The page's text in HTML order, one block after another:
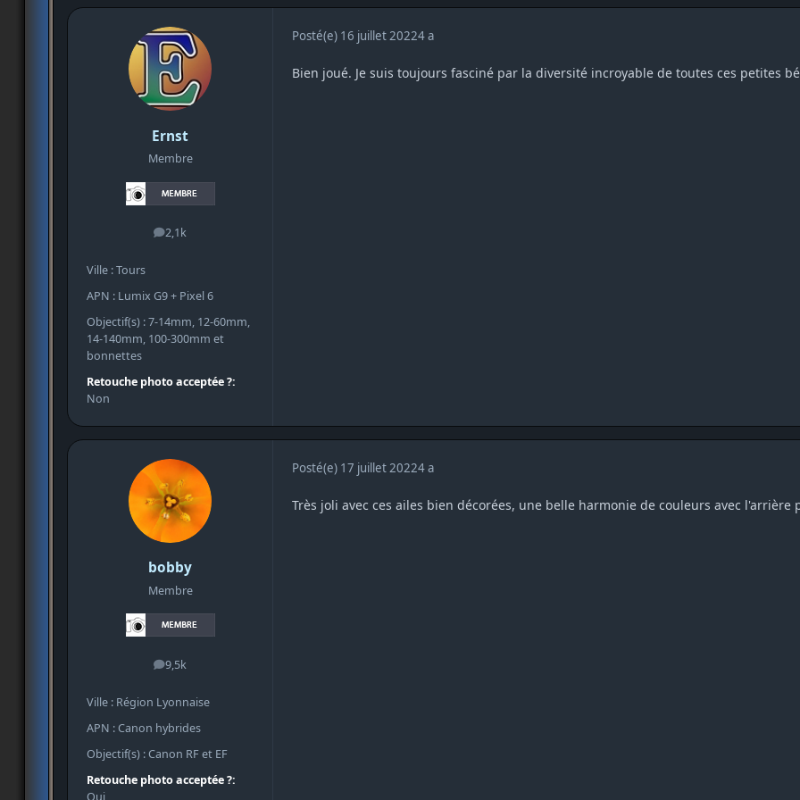
Ernst
Membre
2,1k
messages
Ville : Tours
APN : Lumix G9 + Pixel 6
Objectif(s) : 7-14mm, 12-60mm,
14-140mm, 100-300mm et
bonnettes
Retouche photo acceptée ?:
Non
Posté(e) 16 juillet 20224 a
Bien joué. Je suis toujours fasciné par la diversité incroyable de toutes ces petites
bobby
Membre
9,5k
messages
Ville : Région Lyonnaise
APN : Canon hybrides
Objectif(s) : Canon RF et EF
Retouche photo acceptée ?:
Oui
Posté(e) 17 juillet 20224 a
Très joli avec ces ailes bien décorées, une belle harmonie de couleurs avec l'arrière